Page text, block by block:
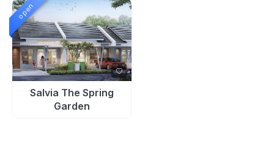
open
Salvia The Spring
Garden